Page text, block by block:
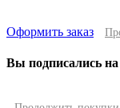
Оформить заказ
Вы подписались